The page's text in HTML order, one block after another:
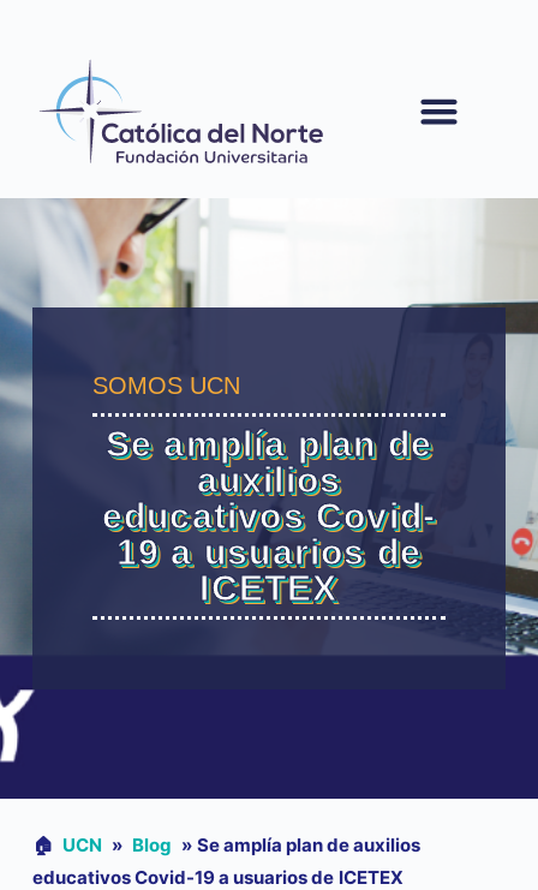
SOMOS UCN
Se amplía plan de
auxilios
educativos Covid-
19 a usuarios de
ICETEX
🏠︎ UCN » Blog » Se amplía plan de auxilios
educativos Covid-19 a usuarios de ICETEX